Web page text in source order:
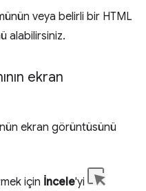
veya belirli bir HTML
alabilirsiniz.
ekran
ekran görüntüsünü
için İncele'yi